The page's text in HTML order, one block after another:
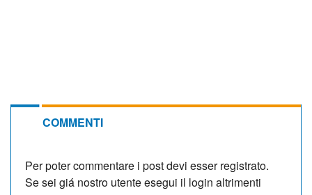
COMMENTI
Per poter commentare i post devi esser registrato.
Se sei giá nostro utente esegui il login altrimenti